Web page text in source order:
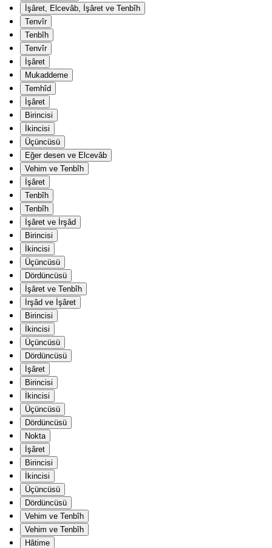
İşâret, Elcevâb, İşâret ve Tenbîh
Tenvîr
Tenbîh
Tenvîr
İşâret
Mukaddeme
Temhîd
İşâret
Birincisi
İkincisi
Üçüncüsü
Eğer desen ve Elcevâb
Vehim ve Tenbîh
İşâret
Tenbîh
Tenbîh
İşâret ve İrşâd
Birincisi
İkincisi
Üçüncüsü
Dördüncüsü
İşâret ve Tenbîh
İrşâd ve İşâret
Birincisi
İkincisi
Üçüncüsü
Dördüncüsü
İşâret
Birincisi
İkincisi
Üçüncüsü
Dördüncüsü
Nokta
İşâret
Birincisi
İkincisi
Üçüncüsü
Dördüncüsü
Vehim ve Tenbîh
Vehim ve Tenbîh
Hâtime